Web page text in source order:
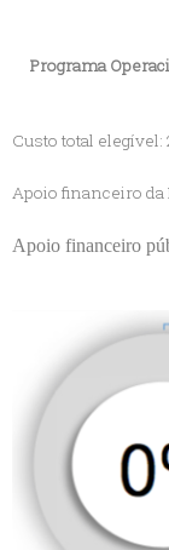
Programa
Custo total elegível:
Apoio financeiro da
Apoio financeiro